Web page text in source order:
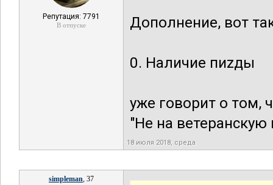
Репутация: 7791
В отпуске Дополнение, вот
0. Наличие пиzды
уже говорит о том,
"Не на
18 июля 2018, среда
simpleman, 37